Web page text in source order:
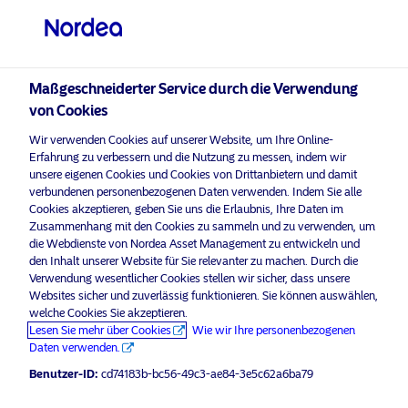
Bitte wählen Sie Ihr Anlegerprofil
aus
Land
Schweiz
Sprache
Deutsch
Nicht-qualifizierter Anleger
Nordea Asset Management ist einer der größten Asset
Manager in den nordischen Ländern und verfügt über
eine globale Präsenz in Europa, Amerika und Asien.
Risikohinweise
Home
Über uns
Datenschutzerklärung
Maßgeschneiderter Service durch die Verwendung
von Cookies
Wir verwenden Cookies auf unserer Website, um Ihre Online-
Erfahrung zu verbessern und die Nutzung zu messen, indem wir
unsere eigenen Cookies und Cookies von Drittanbietern und damit
verbundenen personenbezogenen Daten verwenden. Indem Sie alle
Cookies akzeptieren, geben Sie uns die Erlaubnis, Ihre Daten im
Zusammenhang mit den Cookies zu sammeln und zu verwenden, um
die Webdienste von Nordea Asset Management zu entwickeln und
den Inhalt unserer Website für Sie relevanter zu machen. Durch die
Verwendung wesentlicher Cookies stellen wir sicher, dass unsere
Websites sicher und zuverlässig funktionieren. Sie können auswählen,
welche Cookies Sie akzeptieren.
Lesen Sie mehr über Cookies
Wie wir Ihre personenbezogenen
Daten verwenden.
Benutzer-ID: cd74183b-bc56-49c3-ae84-3e5c62a6ba79